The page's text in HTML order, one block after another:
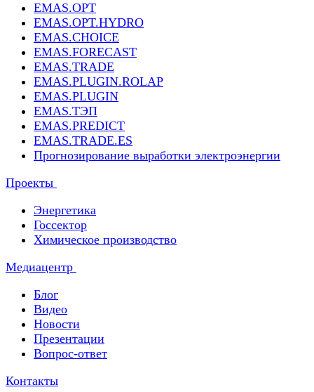
EMAS.OPT
EMAS.OPT.HYDRO
EMAS.CHOICE
EMAS.FORECAST
EMAS.TRADE
EMAS.PLUGIN.ROLAP
EMAS.PLUGIN
EMAS.ТЭП
EMAS.PREDICT
EMAS.TRADE.ES
Прогнозирование выработки электроэнергии
Проекты
Энергетика
Госсектор
Химическое производство
Медиацентр
Блог
Видео
Новости
Презентации
Вопрос-ответ
Контакты